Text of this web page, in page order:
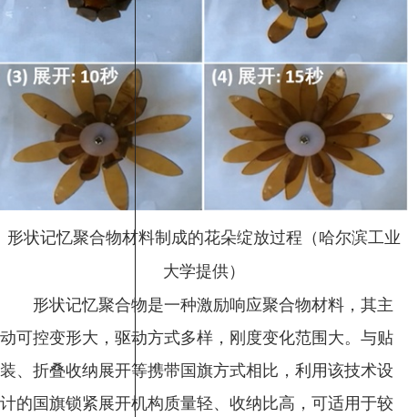
形状记忆聚合物材料制成的花朵绽放过程（哈尔滨工业
大学提供）
形状记忆聚合物是一种激励响应聚合物材料，其主
动可控变形大，驱动方式多样，刚度变化范围大。与贴
装、折叠收纳展开等携带国旗方式相比，利用该技术设
计的国旗锁紧展开机构质量轻、收纳比高，可适用于较